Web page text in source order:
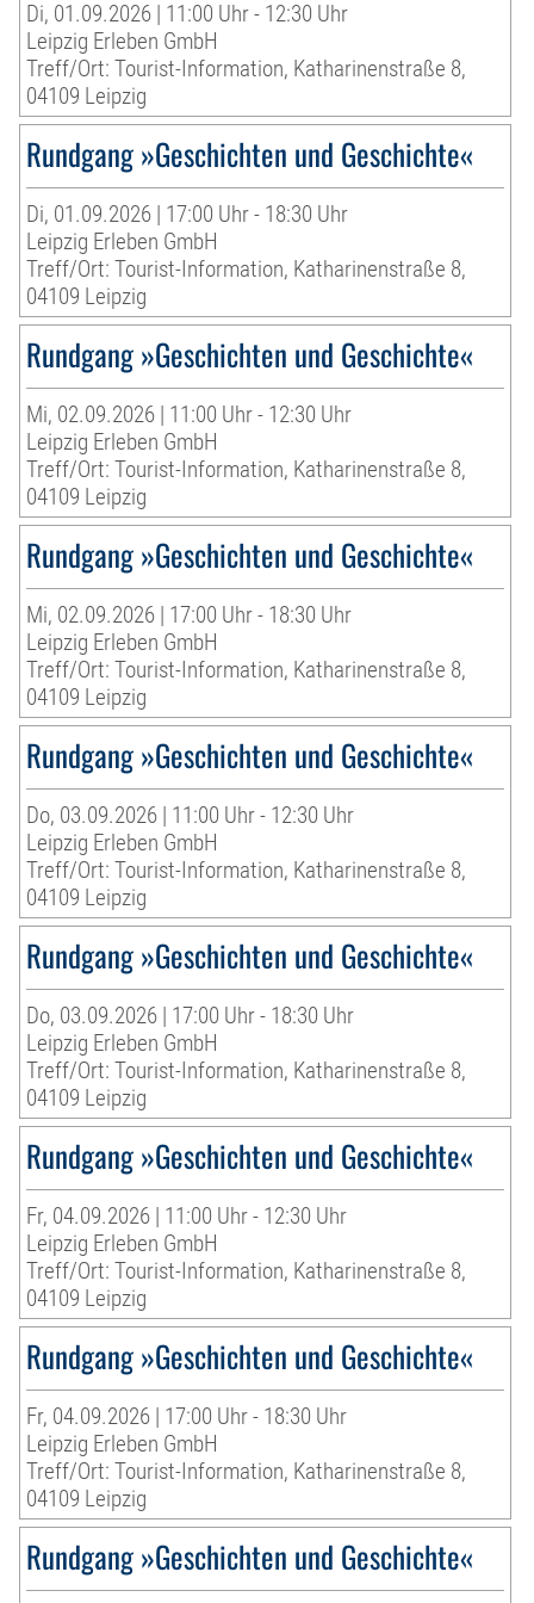
Di, 01.09.2026 | 11:00 Uhr - 12:30 Uhr
Leipzig Erleben GmbH
Treff/Ort: Tourist-Information, Katharinenstraße 8,
04109 Leipzig
Rundgang »Geschichten und Geschichte«
Di, 01.09.2026 | 17:00 Uhr - 18:30 Uhr
Leipzig Erleben GmbH
Treff/Ort: Tourist-Information, Katharinenstraße 8,
04109 Leipzig
Rundgang »Geschichten und Geschichte«
Mi, 02.09.2026 | 11:00 Uhr - 12:30 Uhr
Leipzig Erleben GmbH
Treff/Ort: Tourist-Information, Katharinenstraße 8,
04109 Leipzig
Rundgang »Geschichten und Geschichte«
Mi, 02.09.2026 | 17:00 Uhr - 18:30 Uhr
Leipzig Erleben GmbH
Treff/Ort: Tourist-Information, Katharinenstraße 8,
04109 Leipzig
Rundgang »Geschichten und Geschichte«
Do, 03.09.2026 | 11:00 Uhr - 12:30 Uhr
Leipzig Erleben GmbH
Treff/Ort: Tourist-Information, Katharinenstraße 8,
04109 Leipzig
Rundgang »Geschichten und Geschichte«
Do, 03.09.2026 | 17:00 Uhr - 18:30 Uhr
Leipzig Erleben GmbH
Treff/Ort: Tourist-Information, Katharinenstraße 8,
04109 Leipzig
Rundgang »Geschichten und Geschichte«
Fr, 04.09.2026 | 11:00 Uhr - 12:30 Uhr
Leipzig Erleben GmbH
Treff/Ort: Tourist-Information, Katharinenstraße 8,
04109 Leipzig
Rundgang »Geschichten und Geschichte«
Fr, 04.09.2026 | 17:00 Uhr - 18:30 Uhr
Leipzig Erleben GmbH
Treff/Ort: Tourist-Information, Katharinenstraße 8,
04109 Leipzig
Rundgang »Geschichten und Geschichte«